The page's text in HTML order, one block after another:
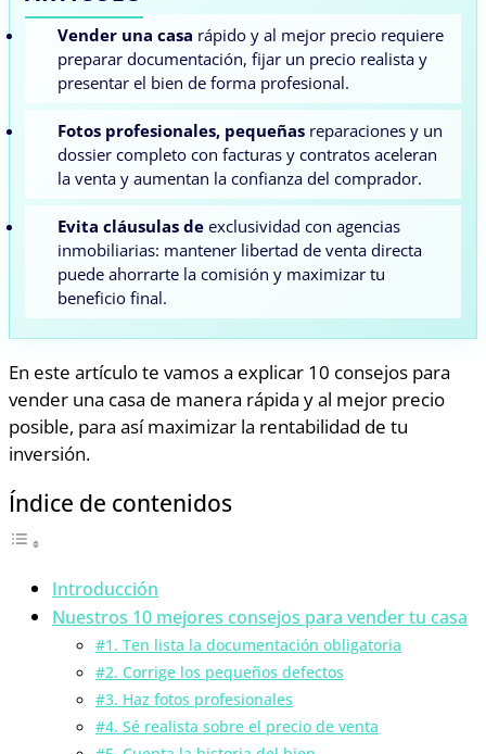
Vender una casa rápido y al mejor precio requiere
preparar documentación, fijar un precio realista y
presentar el bien de forma profesional.
Fotos profesionales, pequeñas reparaciones y un
dossier completo con facturas y contratos aceleran
la venta y aumentan la confianza del comprador.
Evita cláusulas de exclusividad con agencias
inmobiliarias: mantener libertad de venta directa
puede ahorrarte la comisión y maximizar tu
beneficio final.
En este artículo te vamos a explicar 10 consejos para
vender una casa de manera rápida y al mejor precio
posible, para así maximizar la rentabilidad de tu
inversión.
Índice de contenidos
Introducción
Nuestros 10 mejores consejos para vender tu casa
#1. Ten lista la documentación obligatoria
#2. Corrige los pequeños defectos
#3. Haz fotos profesionales
#4. Sé realista sobre el precio de venta